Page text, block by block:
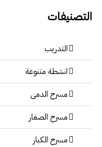
التصنيفات
التدريب
انشطة متنوعة
مسرح الدمى
مسرح الصغار
مسرح الكبار